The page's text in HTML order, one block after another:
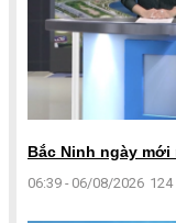
Bắc Ninh ngày mới
06:39 - 06/08/2026